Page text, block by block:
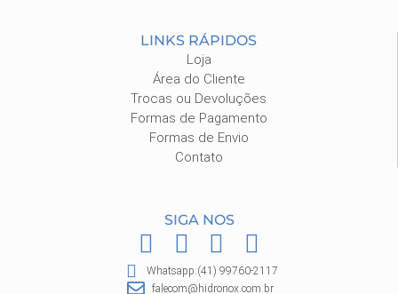
LINKS RÁPIDOS
Loja
Área do Cliente
Trocas ou Devoluções
Formas de Pagamento
Formas de Envio
Contato
SIGA NOS
F
a
I
n
P
i
W
h
Whatsapp:(41) 99760-2117
falecom@hidronox.com.br